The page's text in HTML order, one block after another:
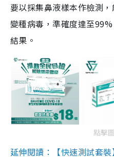
要以採集鼻液樣本作檢測
變種病毒，準確度達至
結果。
點擊
延伸閱讀：【快速測試套